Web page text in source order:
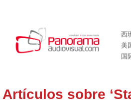
西
美
国
Artículos sobre